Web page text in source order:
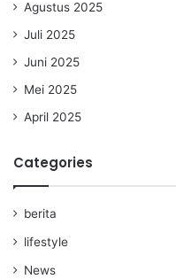
Agustus 2025
Juli 2025
Juni 2025
Mei 2025
April 2025
Categories
berita
lifestyle
News